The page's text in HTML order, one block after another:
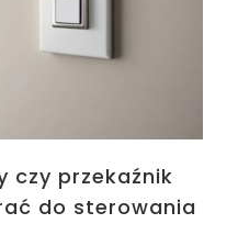
czy przekaźnik
do sterowania